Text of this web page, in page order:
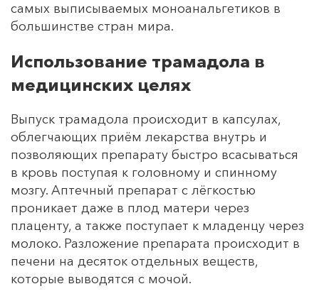
самых выписываемых моноанальгетиков в
большинстве стран мира.
Использование трамадола в
медицинских целях
Выпуск трамадола происходит в капсулах,
облегчающих приём лекарства внутрь и
позволяющих препарату быстро всасываться
в кровь поступая к головному и спинному
мозгу. Аптечный препарат с лёгкостью
проникает даже в плод матери через
плаценту, а также поступает к младенцу через
молоко. Разложение препарата происходит в
печени на десяток отдельных веществ,
которые выводятся с мочой.